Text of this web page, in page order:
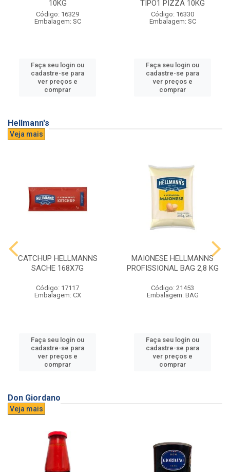
10KG
Código: 16329
Embalagem: SC
Faça seu login ou
cadastre-se para
ver preços e
comprar
TIPO1 PIZZA 10KG
Código: 16330
Embalagem: SC
Faça seu login ou
cadastre-se para
ver preços e
comprar
Hellmann's
Veja mais
CATCHUP HELLMANNS
SACHE 168X7G
Código: 17117
Embalagem: CX
Faça seu login ou
cadastre-se para
ver preços e
comprar
MAIONESE HELLMANNS
PROFISSIONAL BAG 2,8 KG
Código: 21453
Embalagem: BAG
Faça seu login ou
cadastre-se para
ver preços e
comprar
Don Giordano
Veja mais